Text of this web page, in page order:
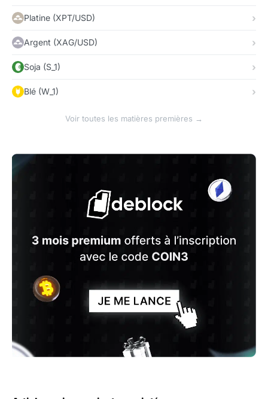
Platine (XPT/USD)
Argent (XAG/USD)
Soja (S_1)
Blé (W_1)
Voir toutes les matières premières →